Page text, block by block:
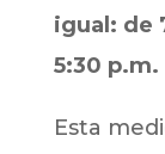
igual: de
5:30
Esta